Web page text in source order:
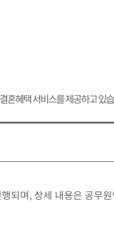
혼혜택 서비스를 제공하고 있
되며, 상세 내용은 공무